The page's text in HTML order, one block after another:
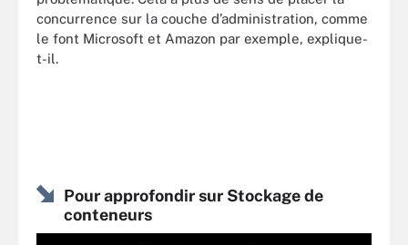
concurrence sur la couche d’administration, comme
le font Microsoft et Amazon par exemple, explique-
t-il.
Pour approfondir sur Stockage de
conteneurs